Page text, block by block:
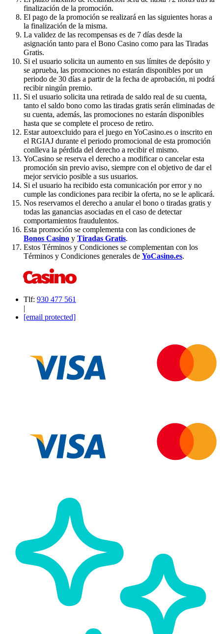
finalización de la promoción.
El pago de la promoción se realizará en las siguientes horas a
la finalización de la misma.
La validez de las recompensas es de 7 días desde la
asignación tanto para el Bono Casino como para las Tiradas
Gratis.
Si el usuario solicita un aumento en sus límites de depósito y
se aprueba, las promociones no estarán disponibles por un
periodo de 30 días a partir de la fecha de aprobación, ni podrá
recibir ningún premio.
Si el usuario solicita una retirada de saldo real de su cuenta,
tanto el saldo bono como las tiradas gratis serán eliminadas de
su cuenta, además, las promociones no estarán disponibles
hasta que se complete el proceso de retiro.
Estar autoexcluido para el juego en YoCasino.es o inscrito en
el RGIAJ durante el periodo promocional de esta promoción
conlleva la pérdida del derecho a recibir el mismo.
YoCasino se reserva el derecho a modificar o cancelar esta
promoción sin previo aviso, siempre con el objetivo de dar el
mejor servicio posible a sus usuarios.
Si el usuario ha recibido esta comunicación por error y no
cumple las condiciones para recibir la oferta, no se le aplicará.
Nos reservamos el derecho a anular el bono o tiradas gratis y
todas las ganancias asociadas en el caso de detectar
comportamientos fraudulentos.
Esta promoción se complementa con las condiciones de
Bonos Casino y Tiradas Gratis.
Estos Términos y Condiciones se complementan con los
Términos y Condiciones generales de YoCasino.es.
Tlf: 930 477 561
|
[email protected]